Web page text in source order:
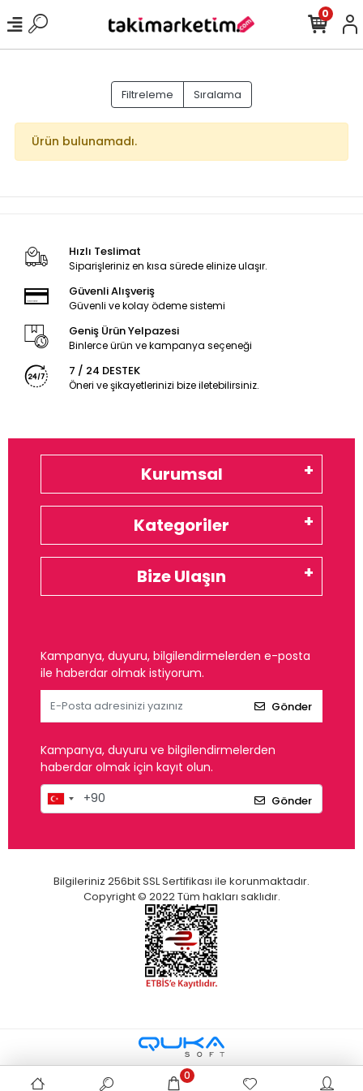
0
Filtreleme Sıralama
Ürün bulunamadı.
Hızlı Teslimat
Siparişleriniz en kısa sürede elinize ulaşır.
Güvenli Alışveriş
Güvenli ve kolay ödeme sistemi
Geniş Ürün Yelpazesi
Binlerce ürün ve kampanya seçeneği
7 / 24 DESTEK
Öneri ve şikayetlerinizi bize iletebilirsiniz.
Kurumsal
Kategoriler
Bize Ulaşın
Kampanya, duyuru, bilgilendirmelerden e-posta
ile haberdar olmak istiyorum.
Gönder
Kampanya, duyuru ve bilgilendirmelerden
haberdar olmak için kayıt olun.
Gönder
Bilgileriniz 256bit SSL Sertifikası ile korunmaktadır.
Copyright © 2022 Tüm hakları saklıdır.
0